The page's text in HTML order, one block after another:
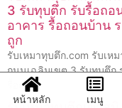
3 รับทุบตึก รับรื้อถอ
อาคาร รื้อถอนบ้าน
ถูก
รับเหมาทุบตึก.com รับเห
ถนนเฉลิมเขต 3 รับทุบตึก
รื้อถอน
หน้าหลัก เมนู